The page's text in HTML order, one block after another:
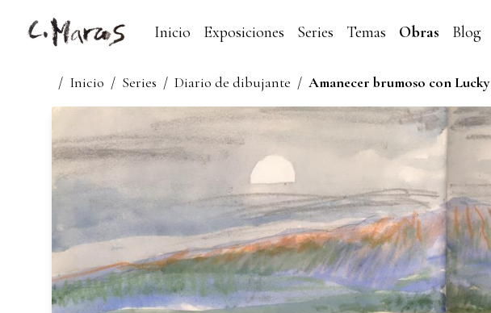
Inicio Exposiciones Series Temas Obras Blog
/ Inicio / Series / Diario de dibujante / Amanecer brumoso con Lucky